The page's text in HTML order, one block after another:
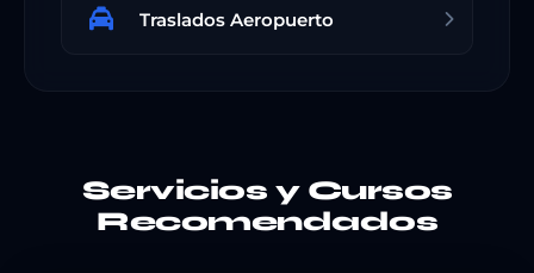
Traslados Aeropuerto
Servicios y Cursos
Recomendados